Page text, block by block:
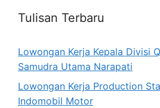
Tulisan Terbaru
Lowongan Kerja Kepala Divisi
Samudra Utama Narapati
Lowongan Kerja Production
Indomobil Motor